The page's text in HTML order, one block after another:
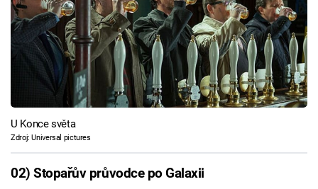
U Konce světa
Zdroj: Universal pictures
02) Stopařův průvodce po Galaxii